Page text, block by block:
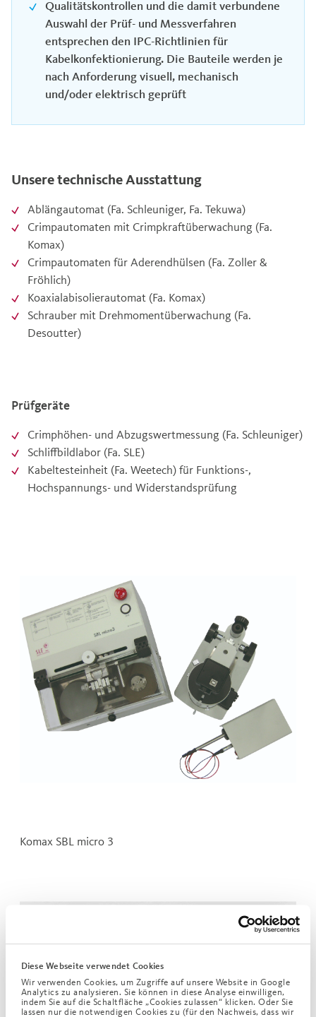
Diese Webseite verwendet Cookies
Wir verwenden Cookies, um Zugriffe auf unsere Website in Google
Analytics zu analysieren. Sie können in diese Analyse einwilligen,
indem Sie auf die Schaltfläche „Cookies zulassen“ klicken. Oder Sie
lassen nur die notwendigen Cookies zu (für den Nachweis, dass wir
Qualitätskontrollen und die damit verbundene
Auswahl der Prüf- und Messverfahren
entsprechen den IPC-Richtlinien für
Kabelkonfektionierung. Die Bauteile werden je
nach Anforderung visuell, mechanisch
und/oder elektrisch geprüft
Unsere technische Ausstattung
Ablängautomat (Fa. Schleuniger, Fa. Tekuwa)
Crimpautomaten mit Crimpkraftüberwachung (Fa.
Komax)
Crimpautomaten für Aderendhülsen (Fa. Zoller &
Fröhlich)
Koaxialabisolierautomat (Fa. Komax)
Schrauber mit Drehmomentüberwachung (Fa.
Desoutter)
Prüfgeräte
Crimphöhen- und Abzugswertmessung (Fa. Schleuniger)
Schliffbildlabor (Fa. SLE)
Kabeltesteinheit (Fa. Weetech) für Funktions-,
Hochspannungs- und Widerstandsprüfung
Komax SBL micro 3